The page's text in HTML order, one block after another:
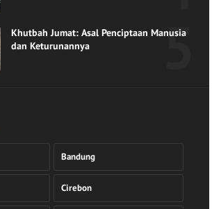
Khutbah Jumat: Asal Penciptaan Manusia
dan Keturunannya
Bandung
Cirebon